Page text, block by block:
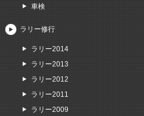
車検
ラリー修行
ラリー2014
ラリー2013
ラリー2012
ラリー2011
ラリー2009